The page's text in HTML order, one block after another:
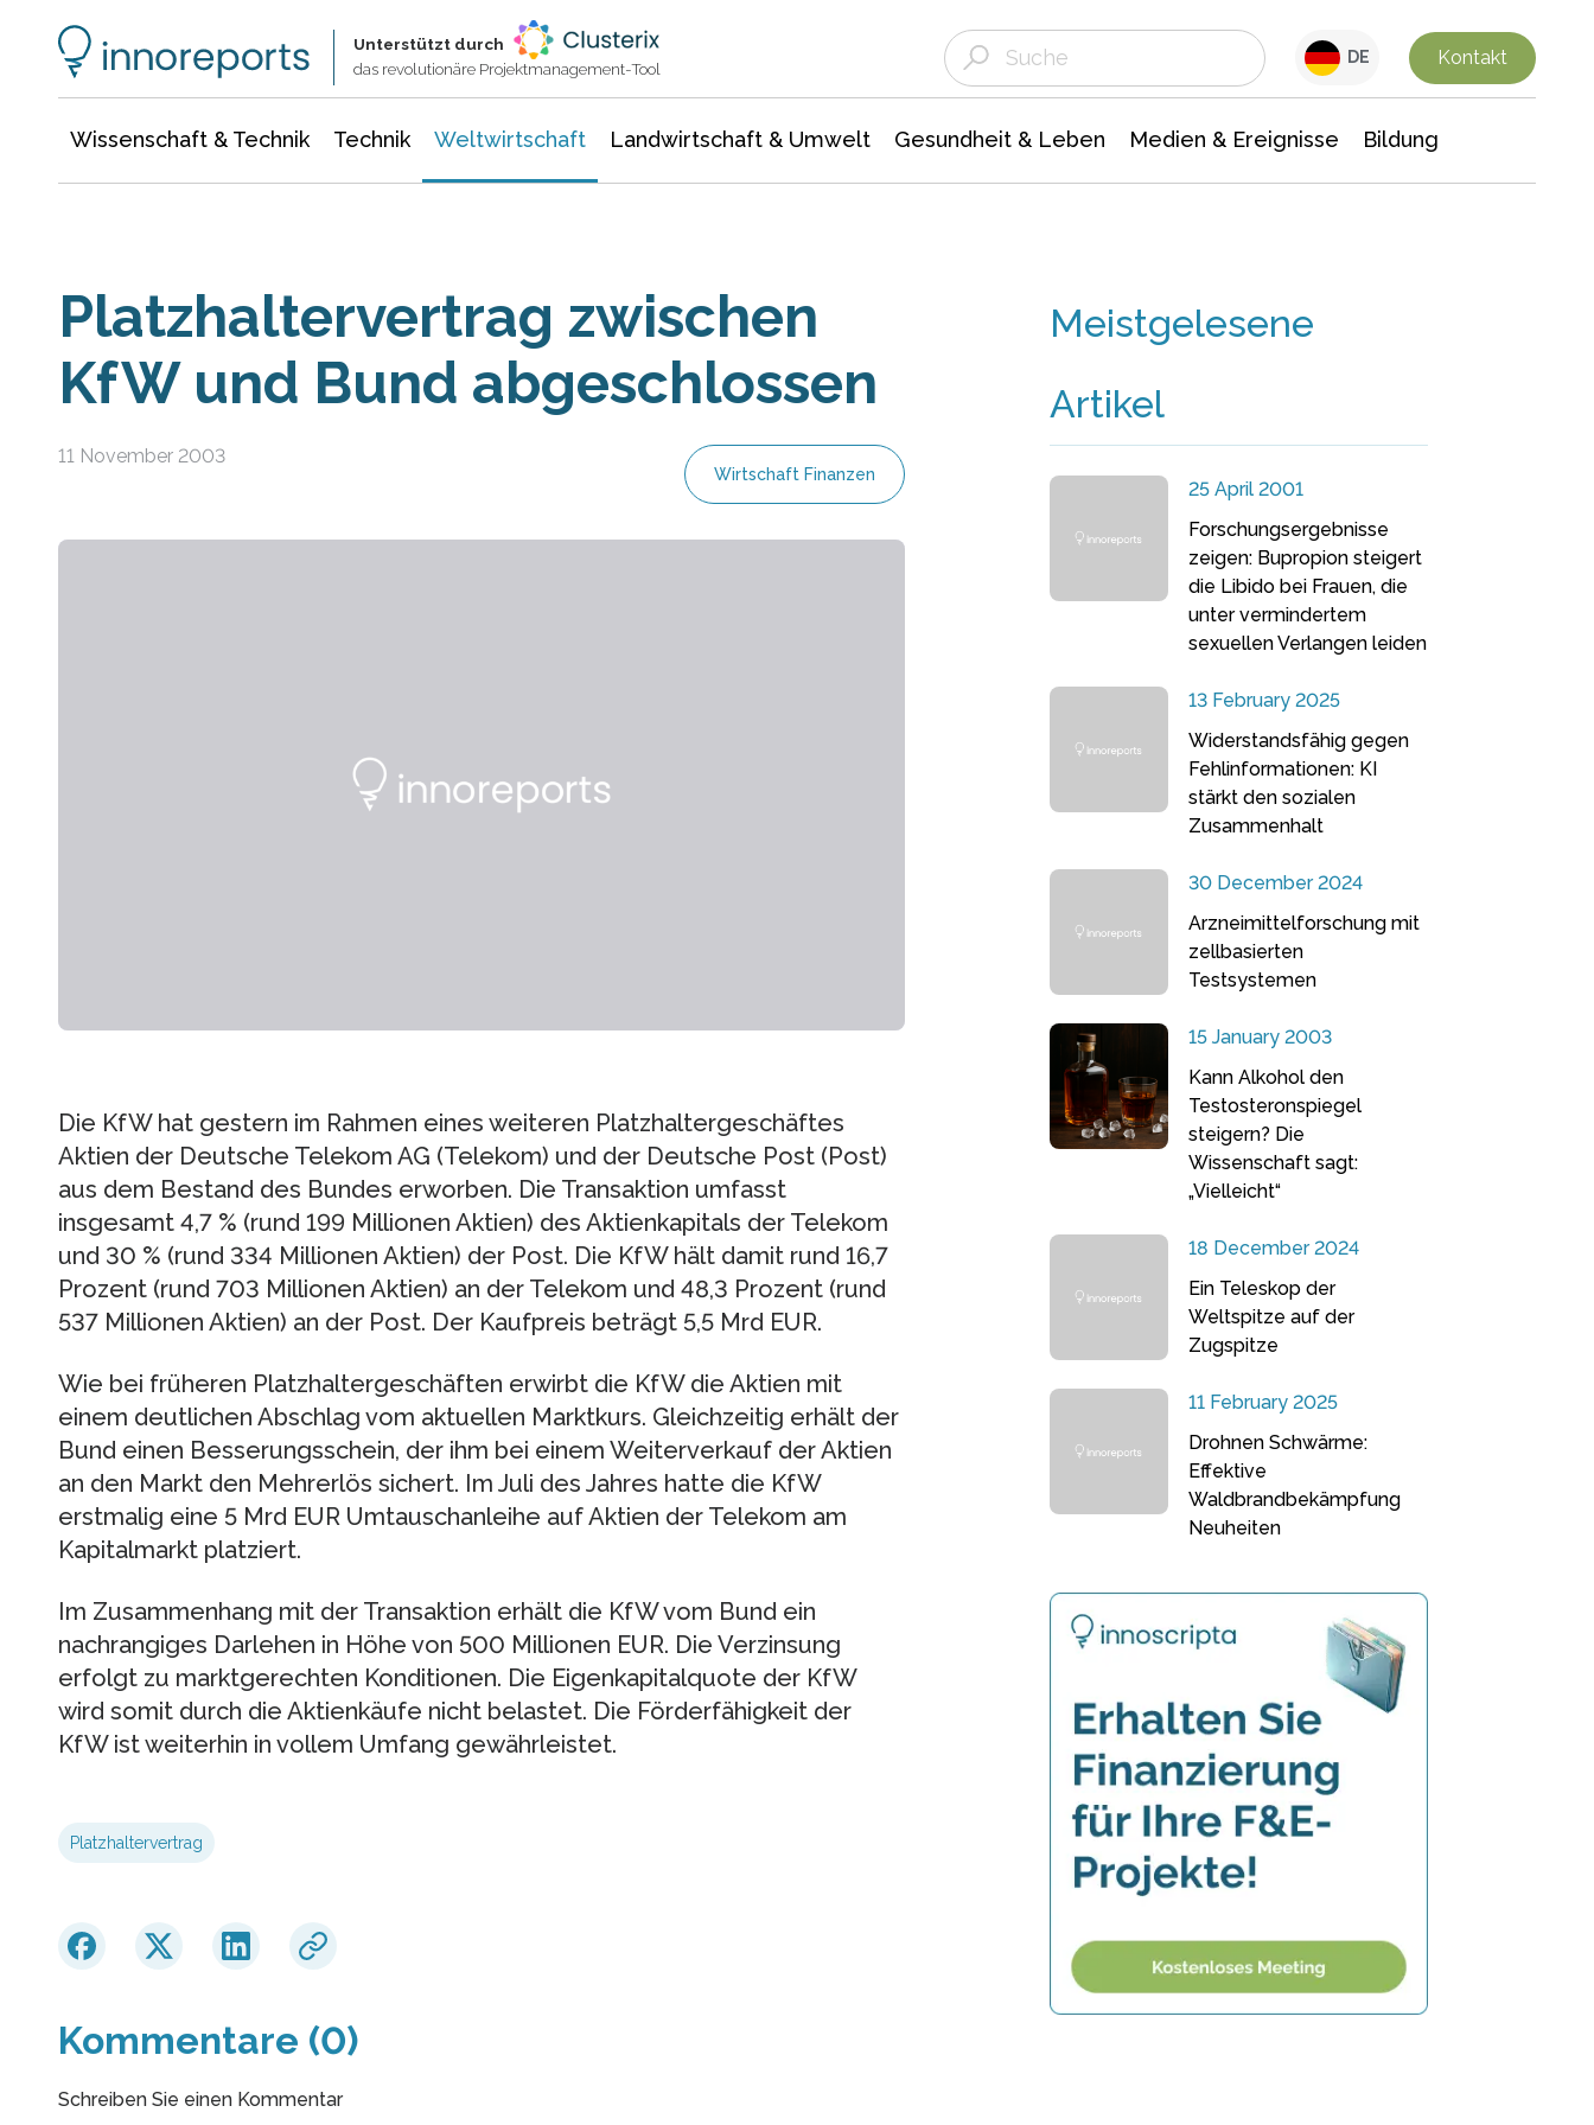
Unterstützt durch
das revolutionäre Projektmanagement-Tool
DE Kontakt
Wissenschaft & Technik Technik Weltwirtschaft Landwirtschaft & Umwelt Gesundheit & Leben Medien & Ereignisse Bildung
Platzhaltervertrag zwischen
KfW und Bund abgeschlossen
11 November 2003
Wirtschaft Finanzen
Die KfW hat gestern im Rahmen eines weiteren Platzhaltergeschäftes
Aktien der Deutsche Telekom AG (Telekom) und der Deutsche Post (Post)
aus dem Bestand des Bundes erworben. Die Transaktion umfasst
insgesamt 4,7 % (rund 199 Millionen Aktien) des Aktienkapitals der Telekom
und 30 % (rund 334 Millionen Aktien) der Post. Die KfW hält damit rund 16,7
Prozent (rund 703 Millionen Aktien) an der Telekom und 48,3 Prozent (rund
537 Millionen Aktien) an der Post. Der Kaufpreis beträgt 5,5 Mrd EUR.
Wie bei früheren Platzhaltergeschäften erwirbt die KfW die Aktien mit
einem deutlichen Abschlag vom aktuellen Marktkurs. Gleichzeitig erhält der
Bund einen Besserungsschein, der ihm bei einem Weiterverkauf der Aktien
an den Markt den Mehrerlös sichert. Im Juli des Jahres hatte die KfW
erstmalig eine 5 Mrd EUR Umtauschanleihe auf Aktien der Telekom am
Kapitalmarkt platziert.
Im Zusammenhang mit der Transaktion erhält die KfW vom Bund ein
nachrangiges Darlehen in Höhe von 500 Millionen EUR. Die Verzinsung
erfolgt zu marktgerechten Konditionen. Die Eigenkapitalquote der KfW
wird somit durch die Aktienkäufe nicht belastet. Die Förderfähigkeit der
KfW ist weiterhin in vollem Umfang gewährleistet.
Platzhaltervertrag
Kommentare (0)
Schreiben Sie einen Kommentar
Meistgelesene
Artikel
25 April 2001
Forschungsergebnisse
zeigen: Bupropion steigert
die Libido bei Frauen, die
unter vermindertem
sexuellen Verlangen leiden
13 February 2025
Widerstandsfähig gegen
Fehlinformationen: KI
stärkt den sozialen
Zusammenhalt
30 December 2024
Arzneimittelforschung mit
zellbasierten
Testsystemen
15 January 2003
Kann Alkohol den
Testosteronspiegel
steigern? Die
Wissenschaft sagt:
„Vielleicht“
18 December 2024
Ein Teleskop der
Weltspitze auf der
Zugspitze
11 February 2025
Drohnen Schwärme:
Effektive
Waldbrandbekämpfung
Neuheiten